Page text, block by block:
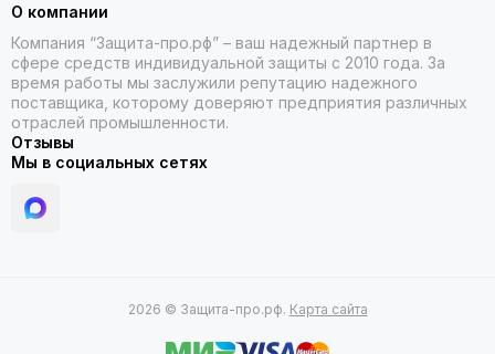
О компании
Компания “Защита-про.рф” – ваш надежный партнер в
сфере средств индивидуальной защиты с 2010 года. За
время работы мы заслужили репутацию надежного
поставщика, которому доверяют предприятия различных
отраслей промышленности.
Отзывы
Мы в социальных сетях
2026 © Защита-про.рф. Карта сайта